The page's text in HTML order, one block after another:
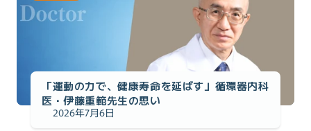
「運動の力で、健康寿命を延ばす」循環器内科
医・伊藤重範先生の思い
2026年7月6日